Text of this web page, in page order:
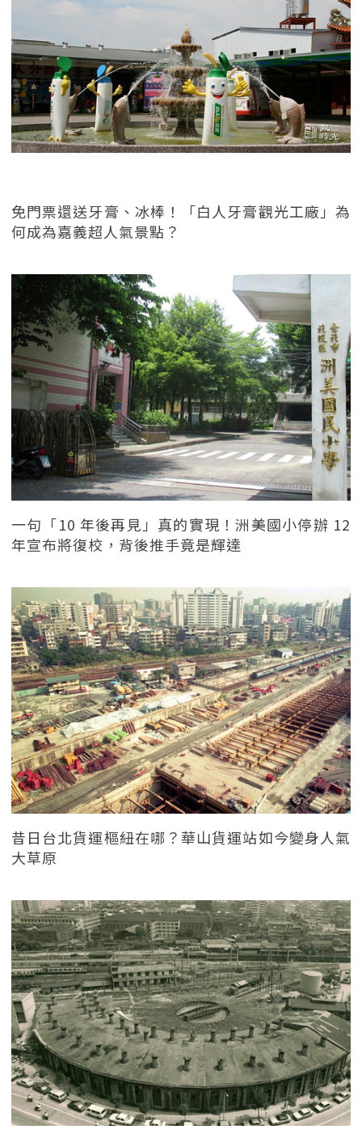
免門票還送牙膏、冰棒！「白人牙膏觀光工廠」為
何成為嘉義超人氣景點？
一句「10 年後再見」真的實現！洲美國小停辦 12
年宣布將復校，背後推手竟是輝達
昔日台北貨運樞紐在哪？華山貨運站如今變身人氣
大草原